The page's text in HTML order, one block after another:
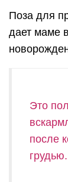
Поза для
дает маме
Это
после
грудью.